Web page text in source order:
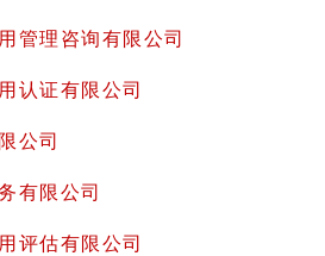
管理咨询有限公司
认证有限公司
公司
有限公司
评估有限公司